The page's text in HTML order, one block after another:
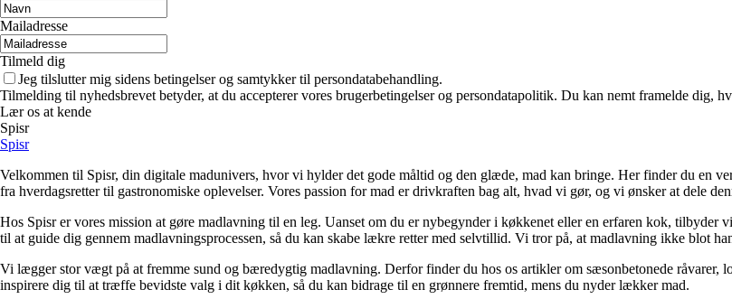
Mailadresse
Tilmeld dig
Jeg tilslutter mig sidens betingelser og samtykker til persondatabehandling.
Tilmelding til nyhedsbrevet betyder, at du accepterer vores brugerbetingelser og persondatapolitik. Du kan nemt framelde dig,
Lær os at kende
Spisr
Spisr
Velkommen til Spisr, din digitale madunivers, hvor vi hylder det gode måltid og den glæde, mad kan bringe. Her finder du en
fra hverdagsretter til gastronomiske oplevelser. Vores passion for mad er drivkraften bag alt, hvad vi gør, og vi ønsker at dele
Hos Spisr er vores mission at gøre madlavning til en leg. Uanset om du er nybegynder i køkkenet eller en erfaren kok,
til at guide dig gennem madlavningsprocessen, så du kan skabe lækre retter med selvtillid. Vi tror på, at madlavning ikke blot
Vi lægger stor vægt på at fremme sund og bæredygtig madlavning. Derfor finder du hos os artikler om sæsonbetonede råvarer,
inspirere dig til at træffe bevidste valg i dit køkken, så du kan bidrage til en grønnere fremtid, mens du nyder lækker mad.